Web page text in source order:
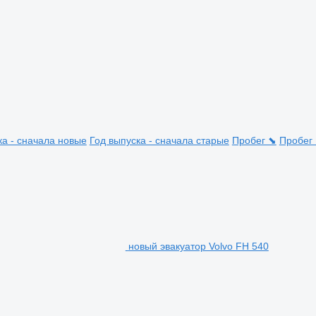
- сначала новые Год выпуска - сначала старые Пробег ⬊
новый эвакуатор Volvo FH 540